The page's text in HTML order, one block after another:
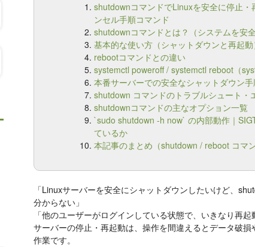
shutdownコマンドでLinuxを安全に停止
ンセル手順コマンド
shutdownコマンドとは？（システムを安
基本的な使い方（シャットダウンと再起動
rebootコマンドとの違い
systemctl poweroff / systemctl reboot（
本番サーバーでの安全なシャットダウン
shutdown コマンドのトラブルシュート・
shutdownコマンドの主なオプション一覧
`sudo shutdown -h now` の内部動作｜
ているか
本記事のまとめ（shutdown / reboot コマン
「Linuxサーバーを安全にシャットダウンしたいけど、
分からない」
「他のユーザーがログインしている状態で、いきなり再起
サーバーの停止・再起動は、操作を間違えるとデータ破
作業です。